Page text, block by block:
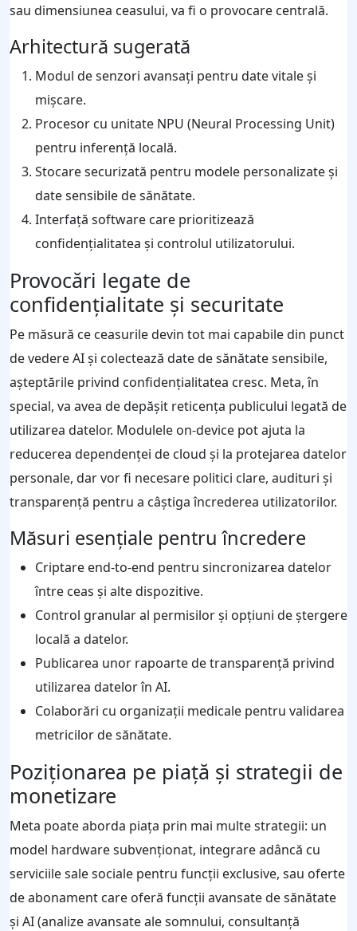
sau dimensiunea ceasului, va fi o provocare centrală.
Arhitectură sugerată
Modul de senzori avansați pentru date vitale și
mișcare.
Procesor cu unitate NPU (Neural Processing Unit)
pentru inferență locală.
Stocare securizată pentru modele personalizate și
date sensibile de sănătate.
Interfață software care prioritizează
confidențialitatea și controlul utilizatorului.
Provocări legate de
confidențialitate și securitate
Pe măsură ce ceasurile devin tot mai capabile din punct
de vedere AI și colectează date de sănătate sensibile,
așteptările privind confidențialitatea cresc. Meta, în
special, va avea de depășit reticența publicului legată de
utilizarea datelor. Modulele on-device pot ajuta la
reducerea dependenței de cloud și la protejarea datelor
personale, dar vor fi necesare politici clare, audituri și
transparență pentru a câștiga încrederea utilizatorilor.
Măsuri esențiale pentru încredere
Criptare end-to-end pentru sincronizarea datelor
între ceas și alte dispozitive.
Control granular al permisilor și opțiuni de ștergere
locală a datelor.
Publicarea unor rapoarte de transparență privind
utilizarea datelor în AI.
Colaborări cu organizații medicale pentru validarea
metricilor de sănătate.
Poziționarea pe piață și strategii de
monetizare
Meta poate aborda piața prin mai multe strategii: un
model hardware subvenționat, integrare adâncă cu
serviciile sale sociale pentru funcții exclusive, sau oferte
de abonament care oferă funcții avansate de sănătate
și AI (analize avansate ale somnului, consultanță